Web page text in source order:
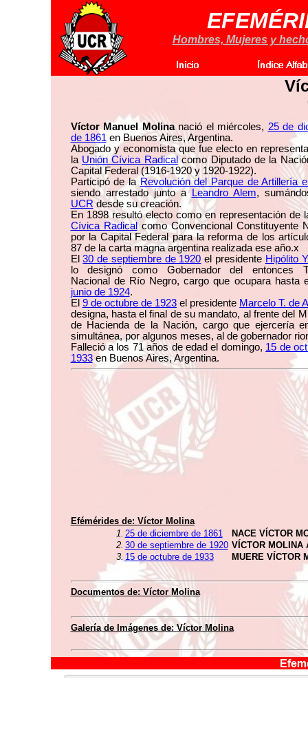
Hombres, Mujeres y
Víctor Manuel Molinanació el miércoles, 25 de
de 1861 en Buenos Aires, Argentina.
Abogado y economista que fue electo en
la Unión Cívica Radicalcomo Diputado de la
Capital Federal (1916-1920 y 1920-1922).
Participó de la Revolución del Parque de Artillería
siendo arrestado junto a Leandro Alem,
UCRdesde su creación.
En 1898 resultó electo como en representación de
Cívica Radicalcomo Convencional Constituyente
por la Capital Federal para la reforma de los
87 de la carta magna argentina realizada ese año.x
El30 de septiembre de 1920 el presidente Hipólito
lo designó como Gobernador del entonces
Nacional de Río Negro, cargo que ocupara hasta
junio de 1924.
El 9 de octubre de 1923el presidente Marcelo T. de
designa, hasta el final de su mandato, al frente del
de Hacienda de la Nación, cargo que ejercería
simultánea, por algunos meses, al de gobernador
Falleció a los 71 años de edad el domingo, 15 de
1933en Buenos Aires, Argentina.
Efémérides de: Víctor Molina
1. 25 de diciembre de 1861
NACE VÍCTOR
2. 30 de septiembre de 1920 VÍCTOR MOLINA
3. 15 de octubre de 1933 MUERE VÍCTOR
Documentos de: Víctor Molina
Galería de Imágenes de:Víctor Molina